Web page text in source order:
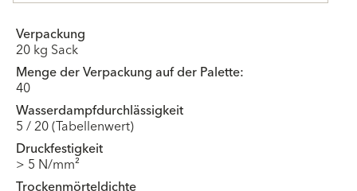
Verpackung
20 kg Sack
Menge der Verpackung auf der Palette:
40
Wasserdampfdurchlässigkeit
5 / 20 (Tabellenwert)
Druckfestigkeit
> 5 N/mm²